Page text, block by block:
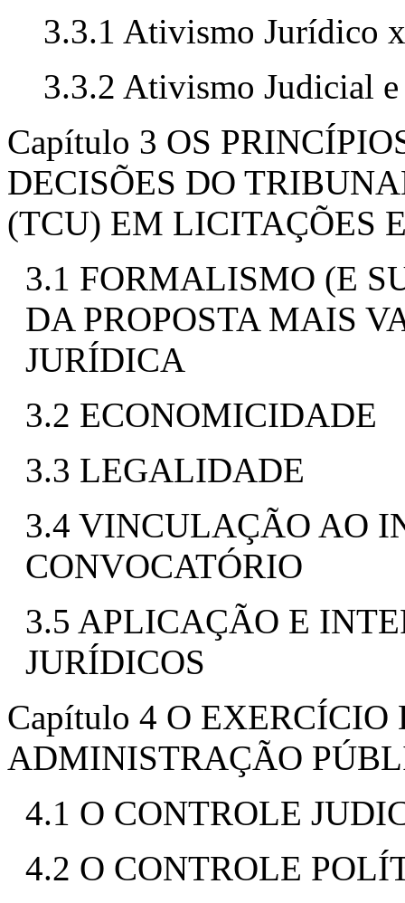
3.3.1 Ativismo Jurídico
3.3.2 Ativismo Judicial
Capítulo 3 OS
DECISÕES DO
(TCU) EM LICITAÇÕES
3.1 FORMALISMO (E
DA PROPOSTA MAIS
JURÍDICA
3.2 ECONOMICIDADE
3.3 LEGALIDADE
3.4 VINCULAÇÃO AO
CONVOCATÓRIO
3.5 APLICAÇÃO E
JURÍDICOS
Capítulo 4 O
ADMINISTRAÇÃO
4.1 O CONTROLE
4.2 O CONTROLE